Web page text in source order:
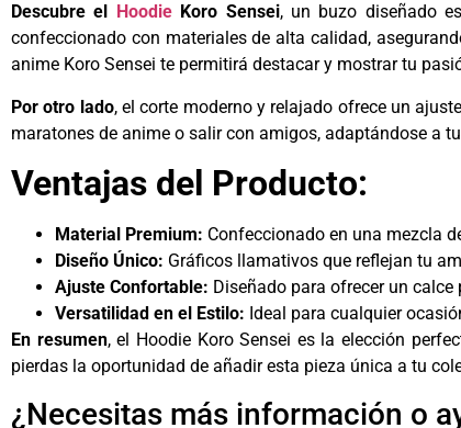
Descubre el HoodieKoro Sensei, un buzo diseñado
confeccionado con materiales de alta calidad,
anime Koro Sensei te permitirá destacar y mostrar tu
Por otro lado, el corte moderno y relajado ofrece un
maratones de anime o salir con amigos, adaptándose a
Ventajas del Producto:
Material Premium: Confeccionado en una mezcla
Diseño Único: Gráficos llamativos que reflejan tu
Ajuste Confortable: Diseñado para ofrecer un
Versatilidad en el Estilo: Ideal para cualquier
En resumen, el Hoodie Koro Sensei es la elección
pierdas la oportunidad de añadir esta pieza única a tu
¿Necesitas más información o